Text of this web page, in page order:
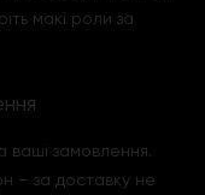
макі роли за
замовлення.
– за доставку не